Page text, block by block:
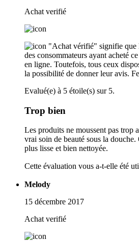
Achat verifié
"Achat vérifié" signifie que
des consommateurs ayant acheté
en ligne. Toutefois, tous ceux
la possibilité de donner leur avis.
Evalué(e) à 5 étoile(s) sur 5.
Trop bien
Les produits ne moussent pas trop
vrai soin de beauté sous la douche.
plus lisse et bien nettoyée.
Cette évaluation vous a-t-elle été
Melody
15 décembre 2017
Achat verifié